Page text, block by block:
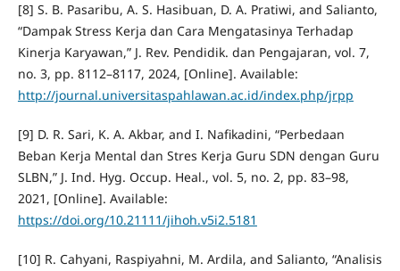
[8] S. B. Pasaribu, A. S. Hasibuan, D. A. Pratiwi, and Salianto,
“Dampak Stress Kerja dan Cara Mengatasinya Terhadap
Kinerja Karyawan,” J. Rev. Pendidik. dan Pengajaran, vol. 7,
no. 3, pp. 8112–8117, 2024, [Online]. Available:
http://journal.universitaspahlawan.ac.id/index.php/jrpp
[9] D. R. Sari, K. A. Akbar, and I. Nafikadini, “Perbedaan
Beban Kerja Mental dan Stres Kerja Guru SDN dengan Guru
SLBN,” J. Ind. Hyg. Occup. Heal., vol. 5, no. 2, pp. 83–98,
2021, [Online]. Available:
https://doi.org/10.21111/jihoh.v5i2.5181
[10] R. Cahyani, Raspiyahni, M. Ardila, and Salianto, “Analisis